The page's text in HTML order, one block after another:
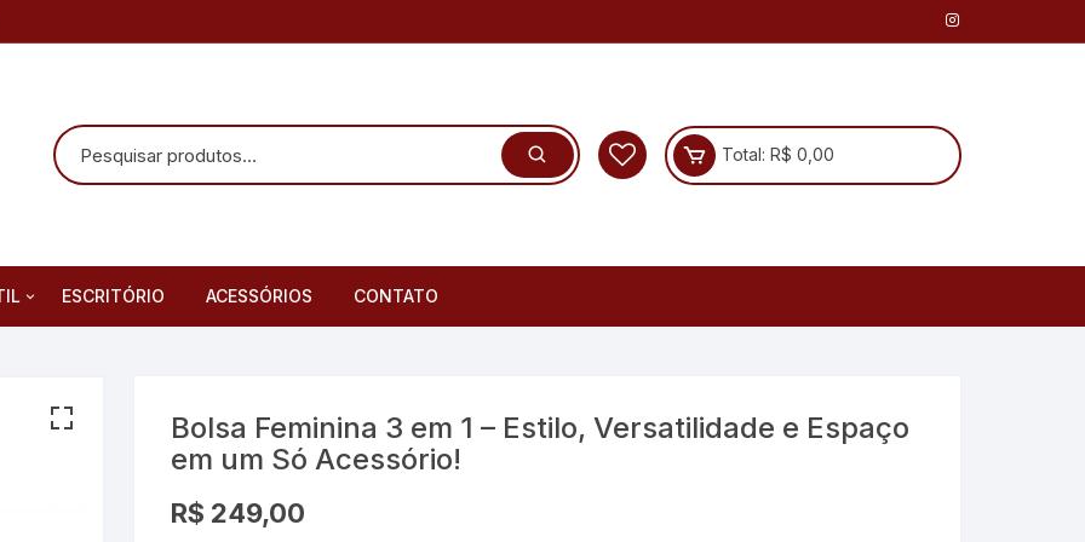
Total: R$ 0,00
Infantis
ESCRITÓRIO ACESSÓRIOS CONTATO
Bolsa Feminina 3 em 1 – Estilo, Versatilidade e Espaço
em um Só Acessório!
R$ 249,00